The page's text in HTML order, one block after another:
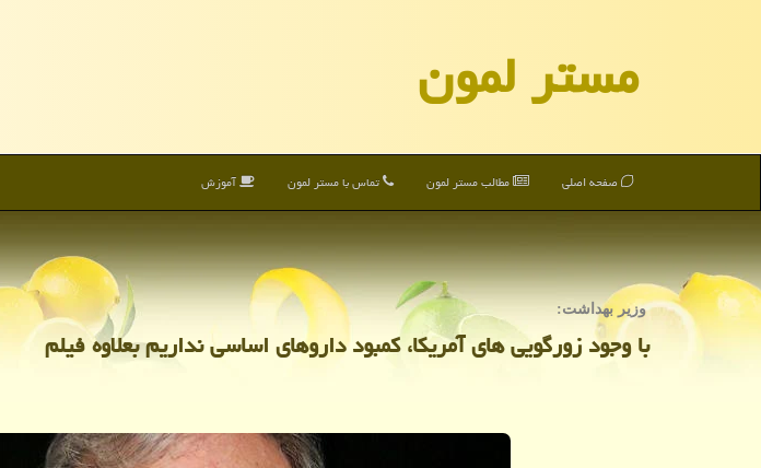
مستر لمون
صفحه اصلی مطالب مستر لمون تماس با مستر لمون آموزش
وزیر بهداشت:
با وجود زورگویی های آمریكا، كمبود داروهای اساسی نداریم بعلاوه فیلم